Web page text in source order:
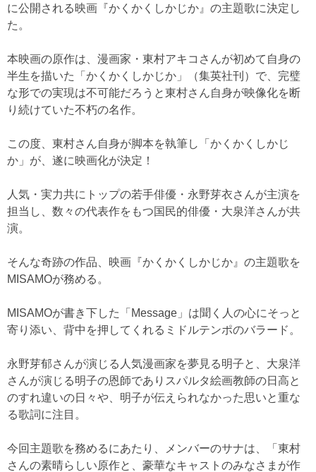
に公開される映画『かくかくしかじか』の主題歌に決定し
た。
本映画の原作は、漫画家・東村アキコさんが初めて自身の
半生を描いた「かくかくしかじか」（集英社刊）で、完璧
な形での実現は不可能だろうと東村さん自身が映像化を断
り続けていた不朽の名作。
この度、東村さん自身が脚本を執筆し「かくかくしかじ
か」が、遂に映画化が決定！
人気・実力共にトップの若手俳優・永野芽衣さんが主演を
担当し、数々の代表作をもつ国民的俳優・大泉洋さんが共
演。
そんな奇跡の作品、映画『かくかくしかじか』の主題歌を
MISAMOが務める。
MISAMOが書き下した「Message」は聞く人の心にそっと
寄り添い、背中を押してくれるミドルテンポのバラード。
永野芽郁さんが演じる人気漫画家を夢見る明子と、大泉洋
さんが演じる明子の恩師でありスパルタ絵画教師の日高と
のすれ違いの日々や、明子が伝えられなかった思いと重な
る歌詞に注目。
今回主題歌を務めるにあたり、メンバーのサナは、「東村
さんの素晴らしい原作と、豪華なキャストのみなさまが作